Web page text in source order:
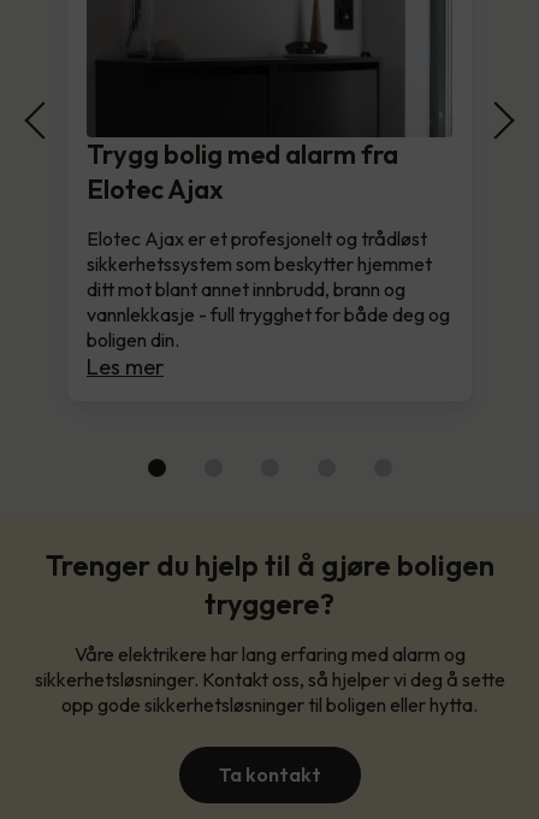
Trygg bolig med alarm fra
Elotec Ajax
Elotec Ajax er et profesjonelt og trådløst
sikkerhetssystem som beskytter hjemmet
ditt mot blant annet innbrudd, brann og
vannlekkasje - full trygghet for både deg og
boligen din.
Les mer
Trenger du hjelp til å gjøre boligen
tryggere?
Våre elektrikere har lang erfaring med alarm og
sikkerhetsløsninger. Kontakt oss, så hjelper vi deg å sette
opp gode sikkerhetsløsninger til boligen eller hytta.
Ta kontakt